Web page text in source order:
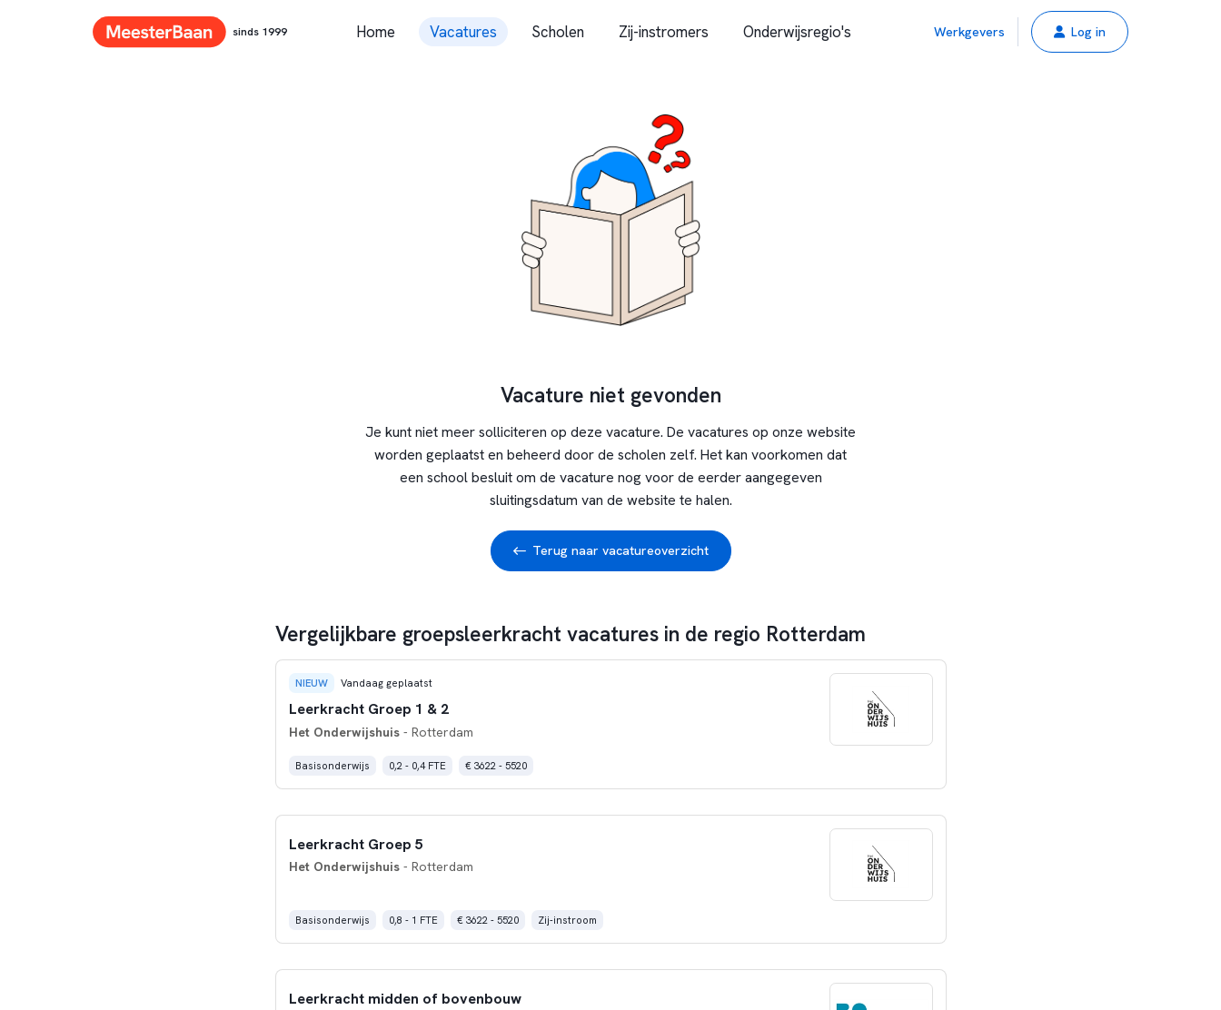
sinds 1999 Home Vacatures Scholen Zij-instromers Onderwijsregio's Werkgevers Log in
Vacature niet gevonden
Je kunt niet meer solliciteren op deze vacature. De vacatures op onze website
worden geplaatst en beheerd door de scholen zelf. Het kan voorkomen dat
een school besluit om de vacature nog voor de eerder aangegeven
sluitingsdatum van de website te halen.
Terug naar vacatureoverzicht
Vergelijkbare groepsleerkracht vacatures in de regio Rotterdam
NIEUW Vandaag geplaatst
Leerkracht Groep 1 & 2
Het Onderwijshuis- Rotterdam
Basisonderwijs 0,2 - 0,4 FTE € 3622 - 5520
Leerkracht Groep 5
Het Onderwijshuis- Rotterdam
Basisonderwijs 0,8 - 1 FTE € 3622 - 5520 Zij-instroom
Leerkracht midden of bovenbouw